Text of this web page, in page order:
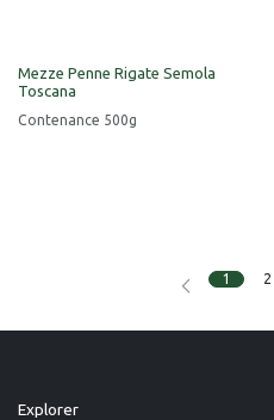
Mezze Penne Rigate Semola
Toscana
Contenance 500g
1 2
Explorer